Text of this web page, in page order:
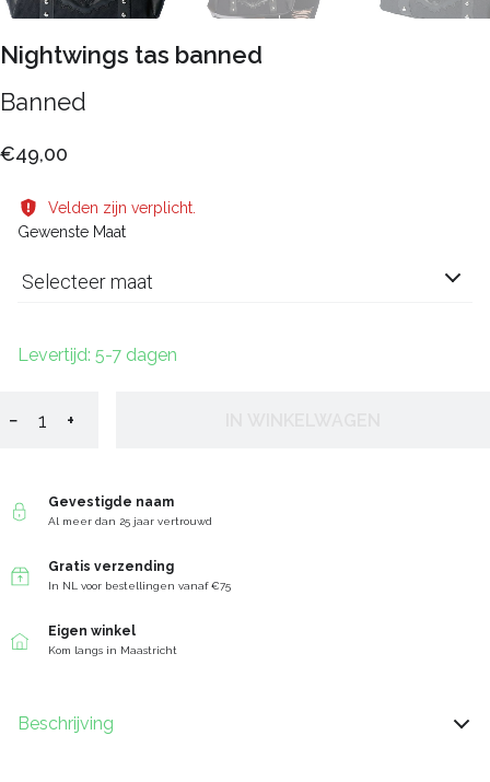
Nightwings tas banned
Banned
€49,00
Velden zijn verplicht.
Gewenste Maat
Selecteer maat
Levertijd: 5-7 dagen
− +
Gevestigde naam
Al meer dan 25 jaar vertrouwd
Gratis verzending
In NL voor bestellingen vanaf €75
Eigen winkel
Kom langs in Maastricht
Beschrijving